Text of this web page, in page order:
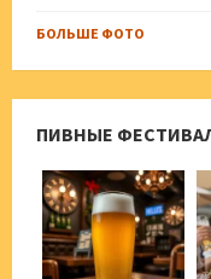
БОЛЬШЕ ФОТО
ПИВНЫЕ